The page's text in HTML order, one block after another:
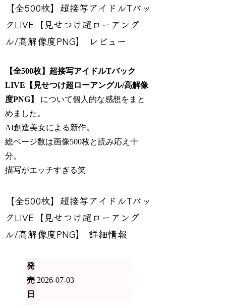
【全500枚】超接写アイドルTバッ
クLIVE【見せつけ超ローアング
ル/高解像度PNG】 レビュー
【全500枚】超接写アイドルTバック
LIVE【見せつけ超ローアングル/高解像
度PNG】
について個人的な感想をまと
めました。
AI創造美女による新作。
総ページ数は画像500枚と読み応え十
分。
描写がエッチすぎる笑
【全500枚】超接写アイドルTバッ
クLIVE【見せつけ超ローアング
ル/高解像度PNG】 詳細情報
発
売
日
2026-07-03